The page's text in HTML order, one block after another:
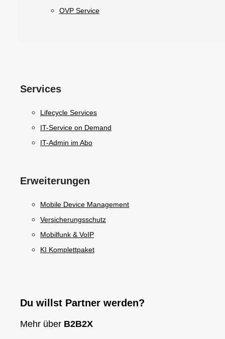
OVP Service
Services
Lifecycle Services
IT-Service on Demand
IT-Admin im Abo
Erweiterungen
Mobile Device Management
Versicherungsschutz
Mobilfunk & VoIP
KI Komplettpaket
Du willst Partner werden?
Mehr über B2B2X